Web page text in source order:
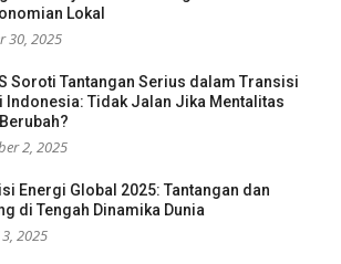
Lokal
30, 2025
Soroti Tantangan Serius dalam Transisi
Indonesia: Tidak Jalan Jika Mentalitas
2, 2025
Energi Global 2025: Tantangan dan
di Tengah Dinamika Dunia
2025